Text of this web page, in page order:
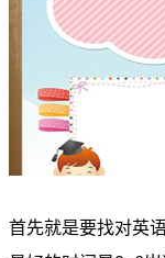
首先就是要找对英